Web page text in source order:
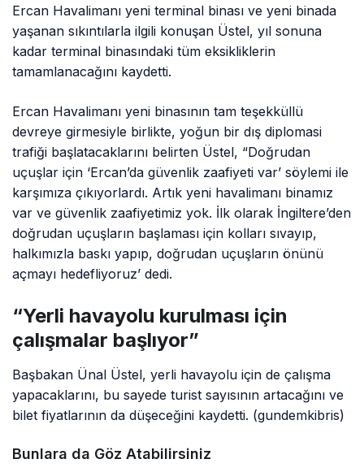
Ercan Havalimanı yeni terminal binası ve yeni binada
yaşanan sıkıntılarla ilgili konuşan Üstel, yıl sonuna
kadar terminal binasındaki tüm eksikliklerin
tamamlanacağını kaydetti.
Ercan Havalimanı yeni binasının tam teşekküllü
devreye girmesiyle birlikte, yoğun bir dış diplomasi
trafiği başlatacaklarını belirten Üstel, “Doğrudan
uçuşlar için ‘Ercan’da güvenlik zaafiyeti var’ söylemi ile
karşımıza çıkıyorlardı. Artık yeni havalimanı binamız
var ve güvenlik zaafiyetimiz yok. İlk olarak İngiltere’den
doğrudan uçuşların başlaması için kolları sıvayıp,
halkımızla baskı yapıp, doğrudan uçuşların önünü
açmayı hedefliyoruz’ dedi.
“Yerli havayolu kurulması için
çalışmalar başlıyor”
Başbakan Ünal Üstel, yerli havayolu için de çalışma
yapacaklarını, bu sayede turist sayısının artacağını ve
bilet fiyatlarının da düşeceğini kaydetti. (gundemkibris)
Bunlara da Göz Atabilirsiniz